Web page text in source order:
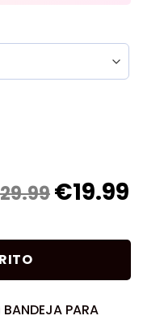
€19.99
BANDEJA PARA